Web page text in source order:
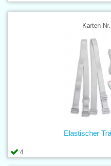
Karten
4
Elastischer